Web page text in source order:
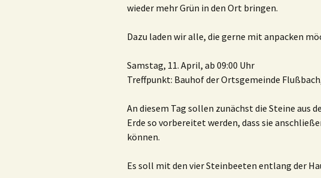
wieder mehr Grün in den Ort bringen.
Dazu laden wir alle, die gerne mit anpacken
Samstag, 11. April, ab 09:00 Uhr
Treffpunkt: Bauhof der Ortsgemeinde
An diesem Tag sollen zunächst die Steine aus
Erde so vorbereitet werden, dass sie
können.
Es soll mit den vier Steinbeeten entlang der